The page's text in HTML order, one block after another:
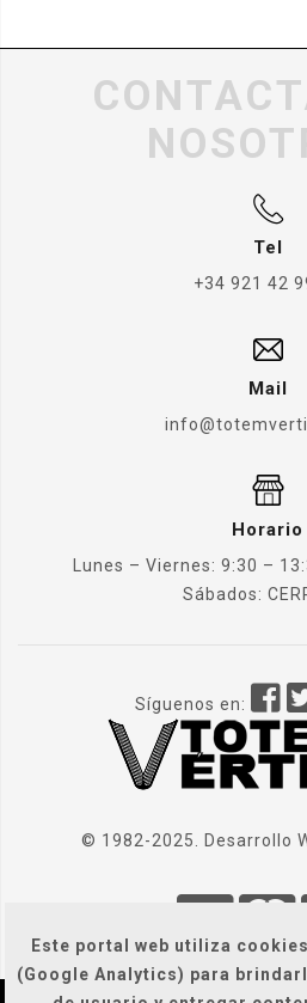
Este portal web utiliza
(Google Analytics) para
Tel
+34 921 42
Mail
Horario
Lunes – Viernes: 9:30 –
Sábados:
Síguenos en:
© 1982-2025. Desarrollo